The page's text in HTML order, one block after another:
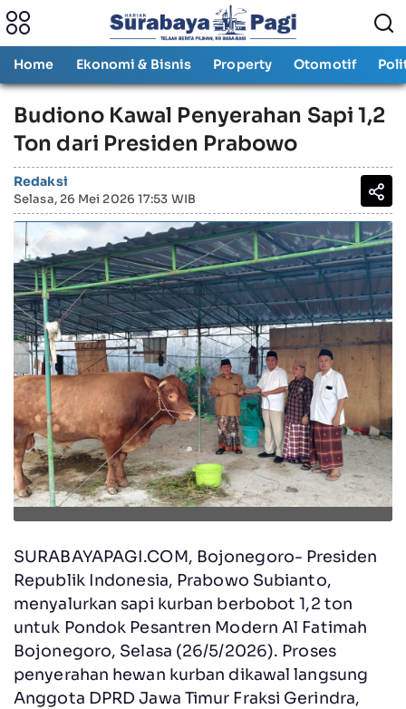
Home Ekonomi & Bisnis Property Otomotif
Budiono Kawal Penyerahan Sapi 1,2
Ton dari Presiden Prabowo
Redaksi
Selasa, 26 Mei 2026 17:53 WIB
SURABAYAPAGI.COM, Bojonegoro- Presiden
Republik Indonesia, Prabowo Subianto,
menyalurkan sapi kurban berbobot 1,2 ton
untuk Pondok Pesantren Modern Al Fatimah
Bojonegoro, Selasa (26/5/2026). Proses
penyerahan hewan kurban dikawal langsung
Anggota DPRD Jawa Timur Fraksi Gerindra,